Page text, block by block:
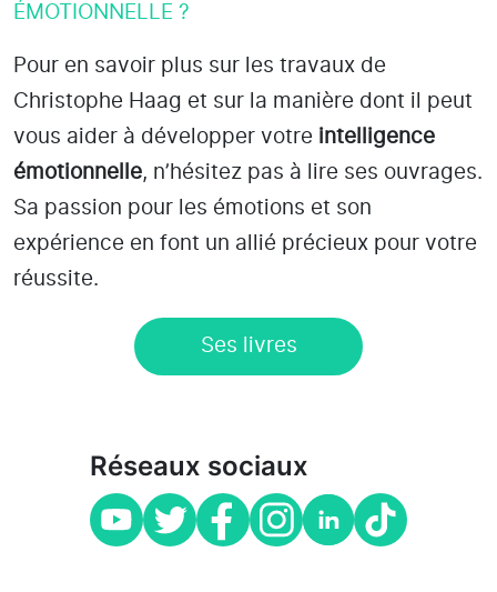
ÉMOTIONNELLE ?
Pour en savoir plus sur les travaux de
Christophe Haag et sur la manière dont il peut
vous aider à développer votre intelligence
émotionnelle, n’hésitez pas à lire ses ouvrages.
Sa passion pour les émotions et son
expérience en font un allié précieux pour votre
réussite.
Ses livres
Réseaux sociaux